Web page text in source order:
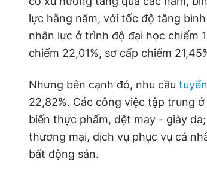
lực hằng năm, với tốc độ tăng
nhân lực ở trình độ đại học chiếm
chiếm 22,01%, sơ cấp chiếm
Nhưng bên cạnh đó, nhu cầu
22,82%. Các công việc tập trung
biến thực phẩm, dệt may - giày
thương mại, dịch vụ phục vụ cá
bất động sản.